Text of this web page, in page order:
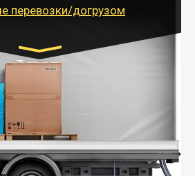
перевозки/догрузом
Транспорт:
Бычок, Еврофура от 5 до
10 тонн
Возможен догруз
доставить вещи от 200 кг в
или попутно. Попутные
физлиц, ИП и юрлиц обходятся